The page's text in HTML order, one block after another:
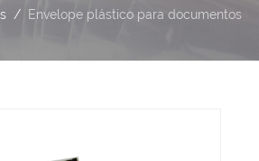
Envelope plástico para documentos